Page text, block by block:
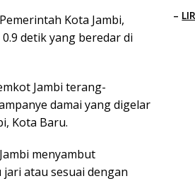
Kota Jambi,
detik yang beredar di
Jambi terang-
damai yang digelar
Kota Baru.
menyambut
atau sesuai dengan
–